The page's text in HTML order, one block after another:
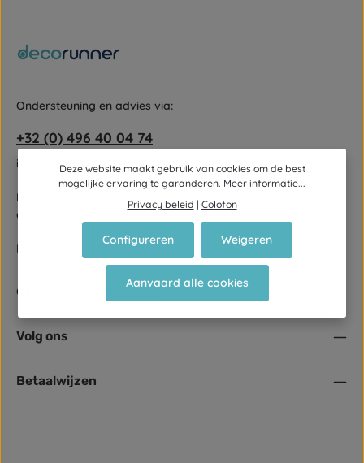
Ondersteuning en advies via:
+32 (0) 496 40 04 74
info@decorunner.be
Meirhaegstraat 16-1 9790 Wortegem-Petegem (enkel op
afspraak)
BE 0822 562 176
Of via ons contactformulier.
Volg ons
Betaalwijzen
Deze website maakt gebruik van cookies om de best
mogelijke ervaring te garanderen. Meer informatie...
Privacy beleid | Colofon
Weigeren
Configureren
Aanvaard alle cookies